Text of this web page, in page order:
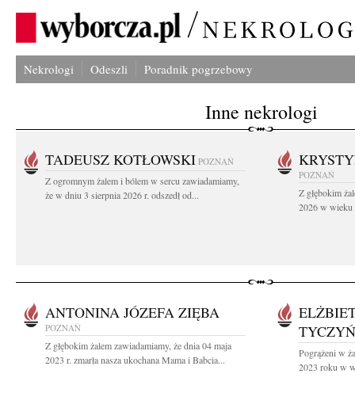
Nekrologi Odeszli Poradnik pogrzebowy
Inne nekrologi
TADEUSZ KOTŁOWSKI POZNAŃ
Z ogromnym żalem i bólem w sercu zawiadamiamy,
że w dniu 3 sierpnia 2026 r. odszedł od...
POZNAŃ
Z głębokim
2026 w wieku
ANTONINA JÓZEFA ZIĘBA
POZNAŃ
Z głębokim żalem zawiadamiamy, że dnia 04 maja
2023 r. zmarła nasza ukochana Mama i Babcia...
Pogrążeni w
2023 roku w